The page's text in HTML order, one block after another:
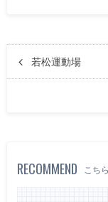
若松運動場
RECOMMEND こち